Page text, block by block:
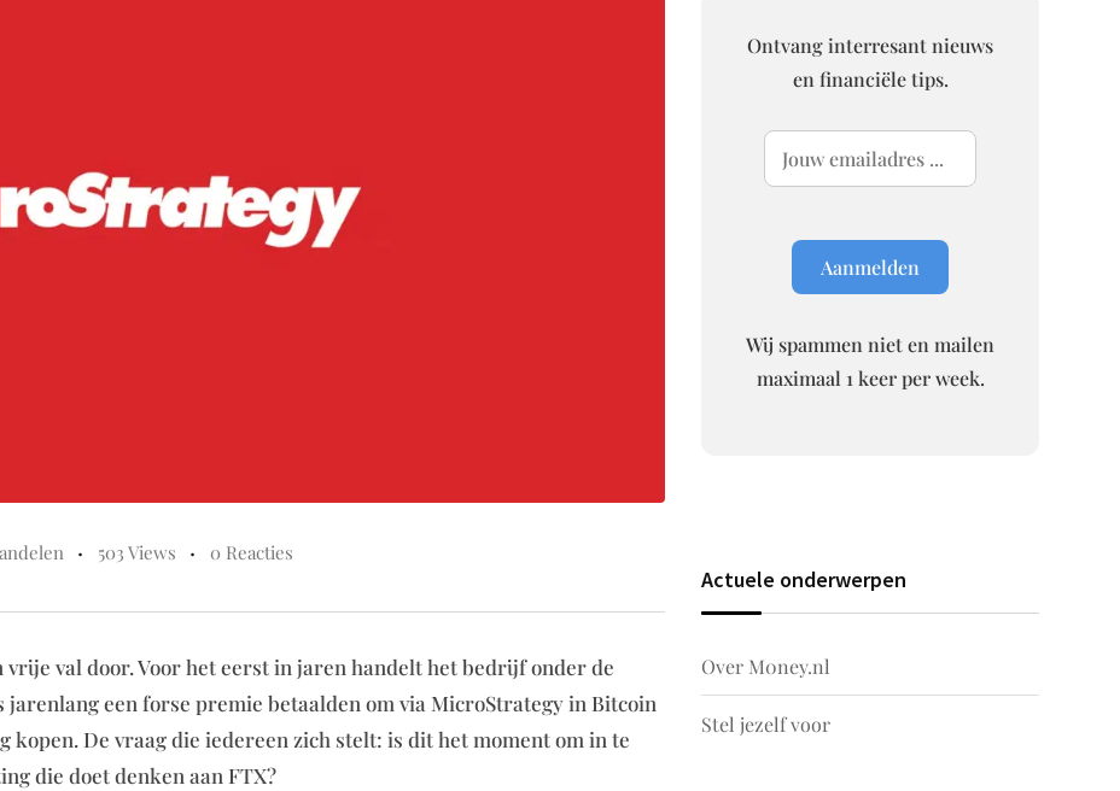
503 Views 0 Reacties
vrije val door. Voor het eerst in jaren handelt het bedrijf onder de
een forse premie betaalden om via MicroStrategy in Bitcoin
kopen. De vraag die iedereen zich stelt: is dit het moment om in te
die doet denken aan FTX?
Ontvang interresant nieuws
en financiële tips.
Wij spammen niet en mailen
maximaal 1 keer per week.
Actuele onderwerpen
Over M0ney.nl
Stel jezelf voor